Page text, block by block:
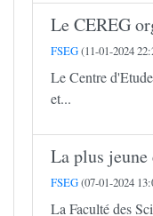
Le CEREG
FSEG(11-01-2024
Le Centre
et...
La plus
FSEG(07-01-2024
La Faculté des